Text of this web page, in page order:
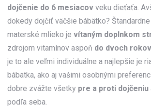
dojčenie do 6 mesiacov veku dieťaťa.
dokedy dojčiť väčšie bábätko? Štandardne
materské mlieko je vítaným doplnkom
zdrojom vitamínov aspoň do dvoch
je to ale veľmi individuálne a najlepšie je
bábätka, ako aj vašimi osobnými
dobre zvážte všetky pre a proti dojčeniu
podľa seba.